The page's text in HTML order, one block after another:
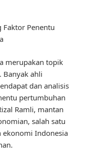
Faktor Penentu
merupakan topik
Banyak ahli
dan analisis
pertumbuhan
Ramli, mantan
salah satu
Indonesia